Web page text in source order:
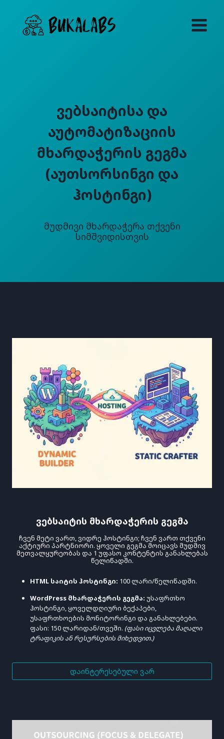
content
Ვებსაიტისა Და
Აუტომატიზაციის
Მხარდაჭერის Გეგმა
(აუთსორსინგი Და
Ჰოსტინგი)
Მუდმივი Მხარდაჭერა Თქვენი
Სიმშვიდისთვის
Ვებსაიტის Მხარდაჭერის Გეგმა
Ჩვენ Მეტი Ვართ, Ვიდრე Ჰოსტინგი; Ჩვენ Ვართ Თქვენი
Აქტიური Პარტნიორი. Ყოველი Გეგმა Მოიცავს Მუდმივ
Მეთვალყურეობას Და 1 Უფასო Კონტენტის Განახლებას
Წელიწადში.
HTML საიტის ჰოსტინგი: 100 ლარი/წელიწადში.
WordPress მხარდაჭერის გეგმა: უსაფრთხო
ჰოსტინგი, ყოველდღიური ბექაპები,
უსაფრთხოების მონიტორინგი და განახლებები.
ფასი: 150 ლარიდან/თვეში. (ფასი იცვლება მაღალი
ტრაფიკის ან რესურსების მიხედვით.)
ᲓᲐᲘᲜᲢᲔᲠᲔᲡᲔᲑᲣᲚᲘ ᲕᲐᲠ